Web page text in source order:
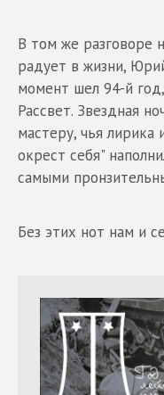
В том же разговоре
радует в жизни,
момент шел 94-й
Рассвет. Звездная
мастеру, чья лирика
окрест себя"
самыми
Без этих нот нам и